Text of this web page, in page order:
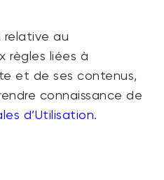
relative au
règles liées à
et de ses contenus,
connaissance de
d’Utilisation.